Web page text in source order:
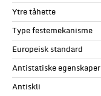
Ytre tåhette
Type festemekanisme
Europeisk standard
Antistatiske egenskaper
Antiskli